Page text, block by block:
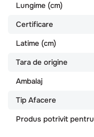
Lungime (cm)
Certificare
Latime (cm)
Tara de origine
Ambalaj
Tip Afacere
Produs potrivit pentru